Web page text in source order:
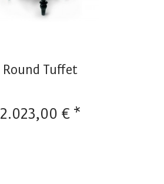
Round Tuffet
2.023,00 € *